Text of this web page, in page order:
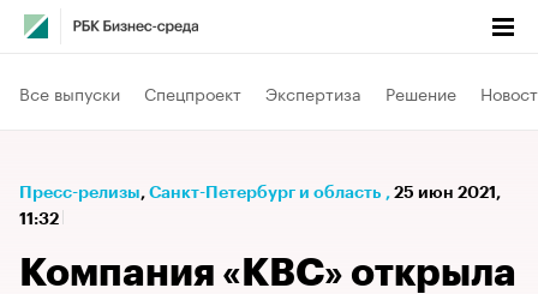
Все выпуски Спецпроект Экспертиза Решение
Пресс-релизы⁠, Санкт-Петербург и область , 25 июн 2021,
11:32
Компания «КВС» открыла